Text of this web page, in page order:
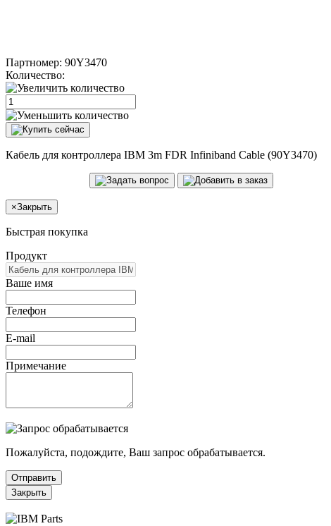
Партномер: 90Y3470
Количество:
Кабель для контроллера IBM 3m FDR Infiniband Cable (90Y3470)
×Закрыть
Быстрая покупка
Продукт
Ваше имя
Телефон
E-mail
Примечание
Пожалуйста, подождите, Ваш запрос обрабатывается.
Отправить
Закрыть